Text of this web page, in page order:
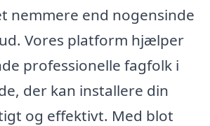
nemmere end nogensinde
Vores platform hjælper
professionelle fagfolk i
der kan installere din
og effektivt. Med blot